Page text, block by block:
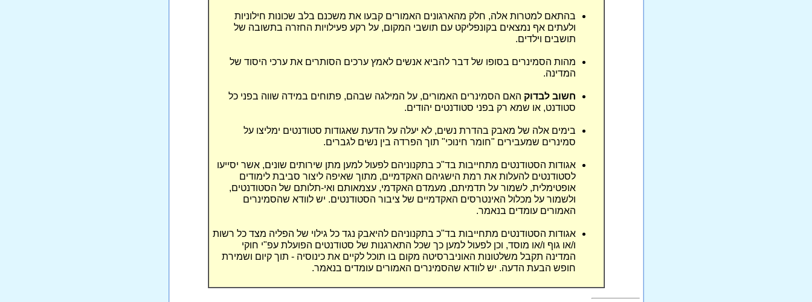
בהתאם למטרות אלה, חלק מהארגונים האמורים קבעו את משכנם בלב שכונות חילוניות
ולעתים אף נמצאים בקונפליקט עם תושבי המקום, על רקע פעילויות החזרה בתשובה של
תושבים וילדים.
מהות הסמינרים בסופו של דבר להביא אנשים לאמץ ערכים הסותרים את ערכי היסוד של
המדינה.
חשוב לבדוק האם הסמינרים האמורים, על המילגה שבהם, פתוחים במידה שווה בפני כל
סטודנט, או שמא רק בפני סטודנטים יהודים.
בימים אלה של מאבק בהדרת נשים, לא יעלה על הדעת שאגודות סטודנטים ימליצו על
סמינרים שמעבירים "חומר חינוכי" תוך הפרדה בין נשים לגברים.
אגודות הסטודנטים מתחייבות בד"כ בתקנוניהם לפעול למען מתן שירותים שונים, אשר יסייעו
לסטודנטים להעלות את רמת הישגיהם האקדמיים, מתוך שאיפה ליצור סביבת לימודים
אופטימלית, לשמור על תדמיתם, מעמדם האקדמי, עצמאותם ואי-תלותם של הסטודנטים,
ולשמור על מכלול האינטרסים האקדמיים של ציבור הסטודנטים. יש לוודא שהסמינרים
האמורים עומדים בנאמר.
אגודות הסטודנטים מתחייבות בד"כ בתקנוניהם להיאבק נגד כל גילוי של הפליה מצד כל רשות
ו/או גוף ו/או מוסד, וכן לפעול למען כך שכל התארגנות של סטודנטים הפועלת עפ"י חוקי
המדינה תקבל משלטונות האוניברסיטה מקום בו תוכל לקיים את כינוסיה - תוך קיום ושמירת
חופש הבעת הדעה. יש לוודא שהסמינרים האמורים עומדים בנאמר.